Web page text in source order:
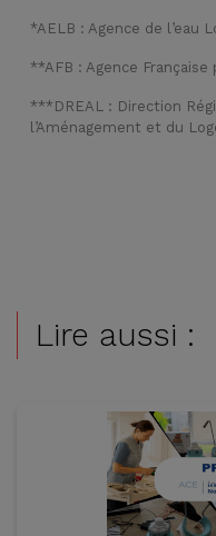
*AELB : Agence de l’eau
**AFB : Agence
***DREAL : Direction
l’Aménagement et du
Lire aussi :